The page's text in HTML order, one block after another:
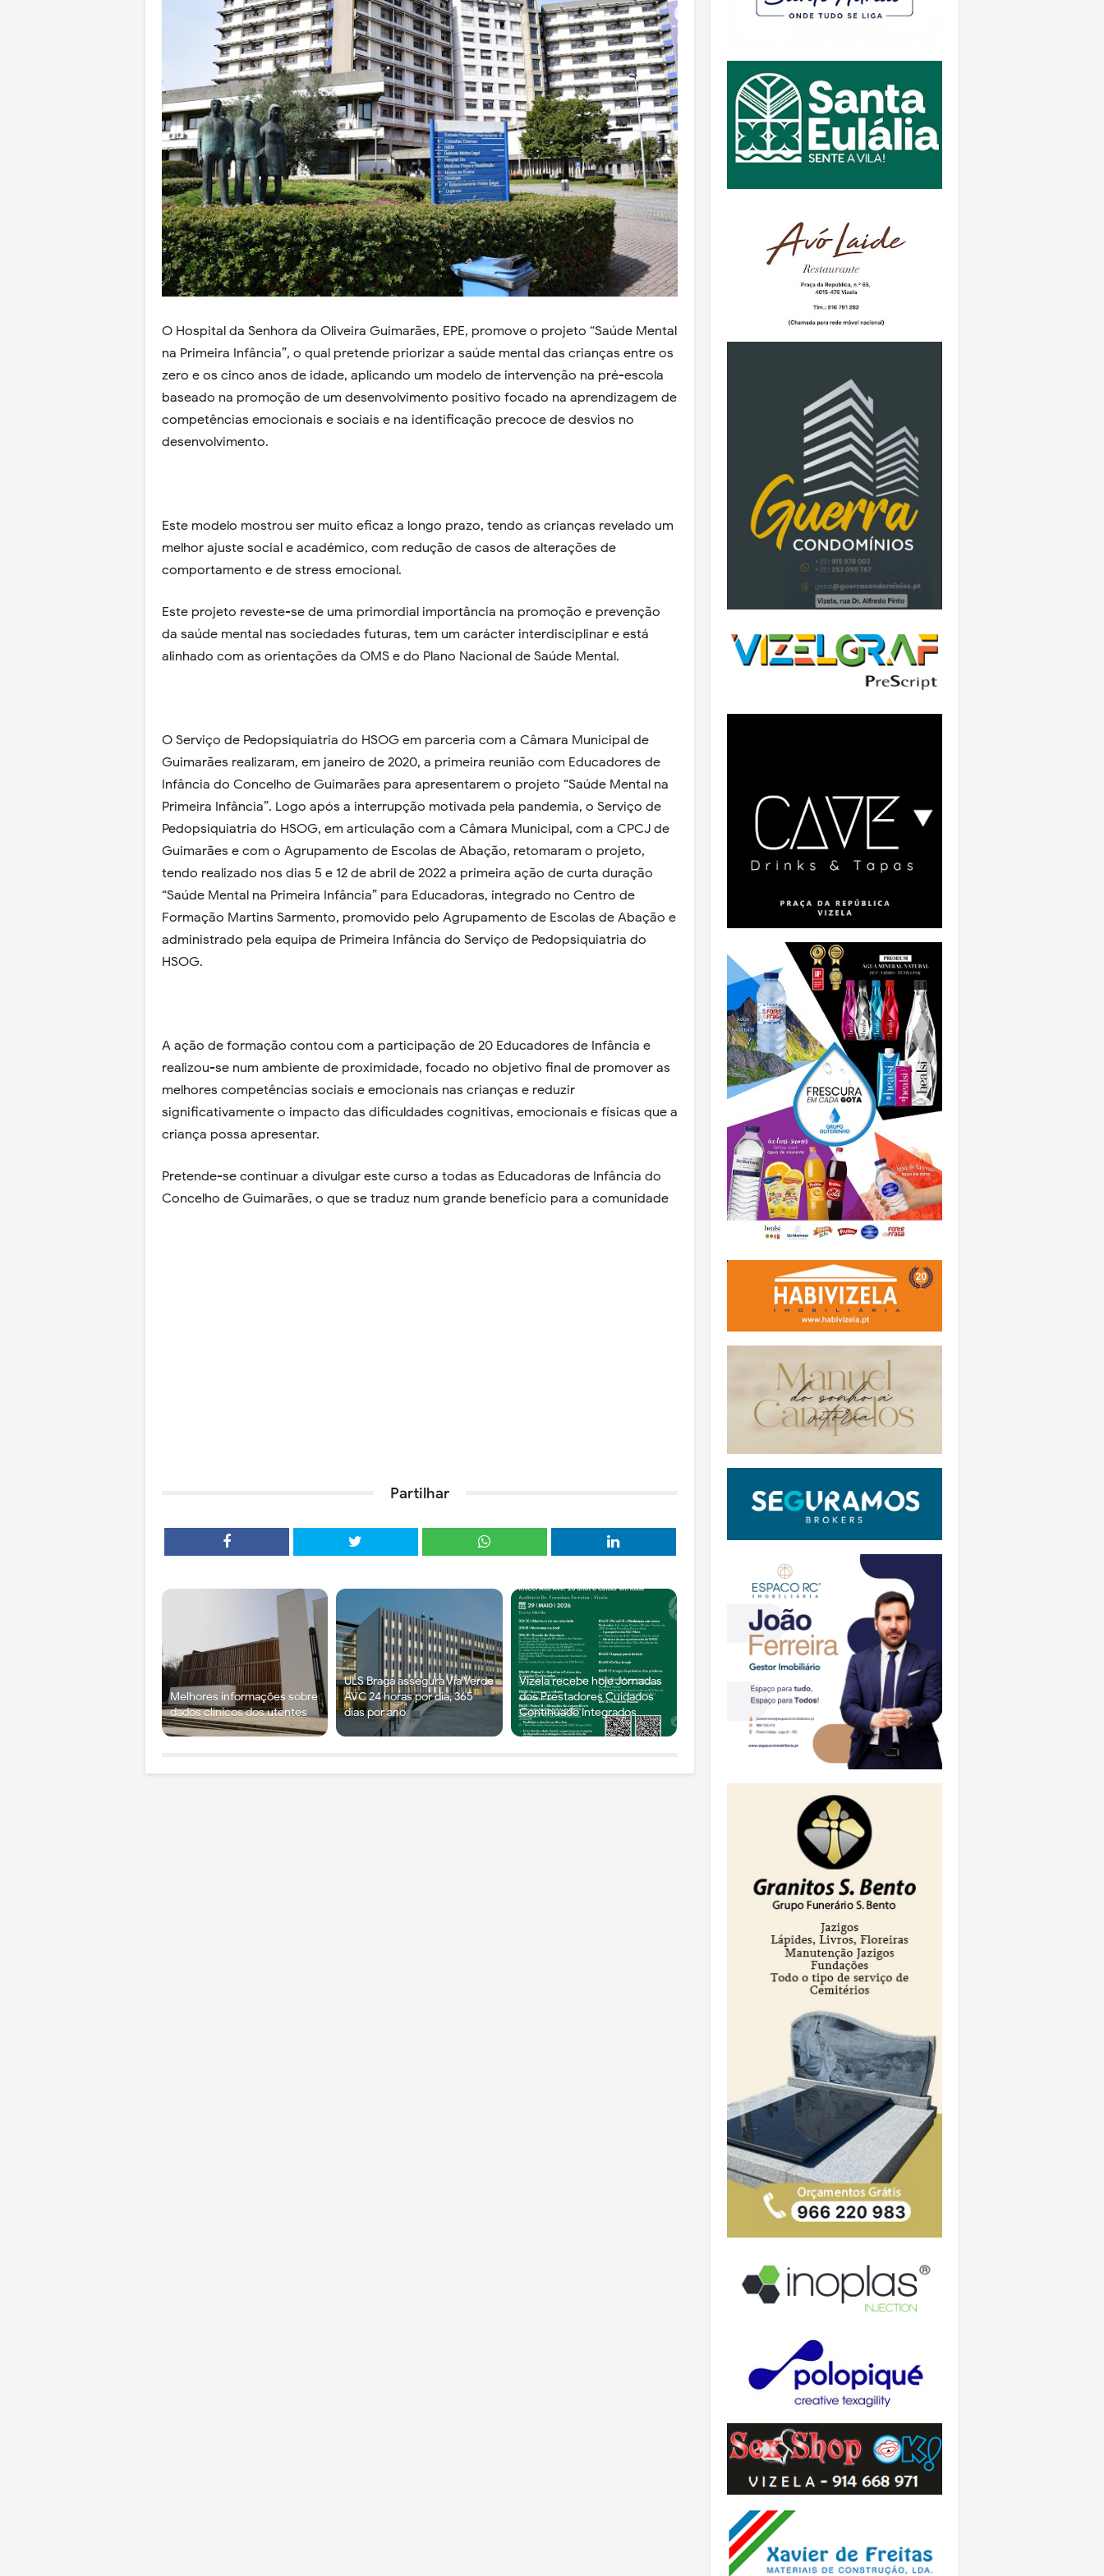
O Hospital da Senhora da Oliveira Guimarães, EPE, promove o projeto “Saúde Mental
na Primeira Infância”, o qual pretende priorizar a saúde mental das crianças entre os
zero e os cinco anos de idade, aplicando um modelo de intervenção na pré-escola
baseado na promoção de um desenvolvimento positivo focado na aprendizagem de
competências emocionais e sociais e na identificação precoce de desvios no
desenvolvimento.
Este modelo mostrou ser muito eficaz a longo prazo, tendo as crianças revelado um
melhor ajuste social e académico, com redução de casos de alterações de
comportamento e de stress emocional.
Este projeto reveste-se de uma primordial importância na promoção e prevenção
da saúde mental nas sociedades futuras, tem um carácter interdisciplinar e está
alinhado com as orientações da OMS e do Plano Nacional de Saúde Mental.
O Serviço de Pedopsiquiatria do HSOG em parceria com a Câmara Municipal de
Guimarães realizaram, em janeiro de 2020, a primeira reunião com Educadores de
Infância do Concelho de Guimarães para apresentarem o projeto “Saúde Mental na
Primeira Infância”. Logo após a interrupção motivada pela pandemia, o Serviço de
Pedopsiquiatria do HSOG, em articulação com a Câmara Municipal, com a CPCJ de
Guimarães e com o Agrupamento de Escolas de Abação, retomaram o projeto,
tendo realizado nos dias 5 e 12 de abril de 2022 a primeira ação de curta duração
“Saúde Mental na Primeira Infância” para Educadoras, integrado no Centro de
Formação Martins Sarmento, promovido pelo Agrupamento de Escolas de Abação e
administrado pela equipa de Primeira Infância do Serviço de Pedopsiquiatria do
HSOG.
A ação de formação contou com a participação de 20 Educadores de Infância e
realizou-se num ambiente de proximidade, focado no objetivo final de promover as
melhores competências sociais e emocionais nas crianças e reduzir
significativamente o impacto das dificuldades cognitivas, emocionais e físicas que a
criança possa apresentar.
Pretende-se continuar a divulgar este curso a todas as Educadoras de Infância do
Concelho de Guimarães, o que se traduz num grande benefício para a comunidade
Partilhar
Melhores informações sobre
dados clínicos dos utentes
ULS Braga assegura Via Verde
AVC 24 horas por dia, 365
dias por ano
Vizela recebe hoje Jornadas
dos Prestadores Cuidados
Continuado Integrados